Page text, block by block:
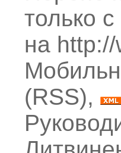
только
на
(RSS),